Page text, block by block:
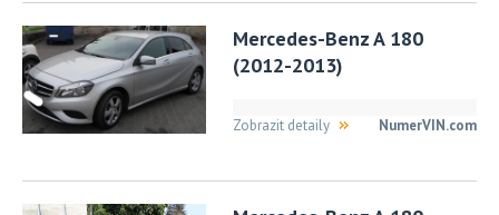
Mercedes-Benz A 180
(2012-2013)
NumerVIN.com
Zobrazit detaily